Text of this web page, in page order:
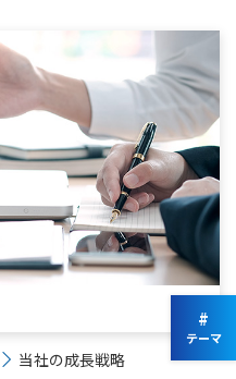
当社の成長戦略
#
テーマ